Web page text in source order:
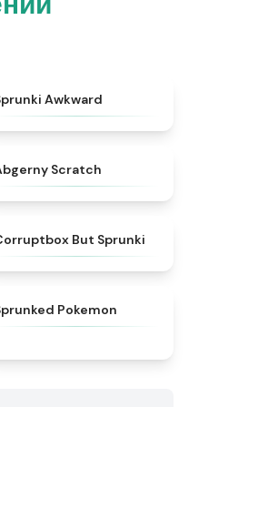
Awkward
Scratch
★ 4.5
But Sprunki
Pokemon